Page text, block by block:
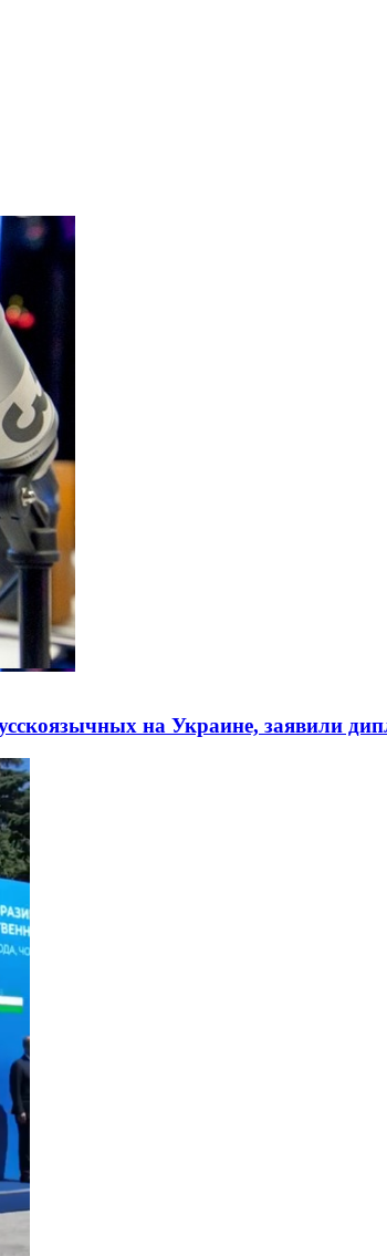
на Украине, заявили